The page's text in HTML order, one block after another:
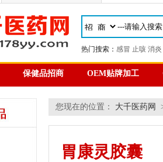
热门搜索： 感冒 止咳 消炎
保健品招商 OEM贴牌加工
您现在的位置： 大千医药网
胃康灵胶囊